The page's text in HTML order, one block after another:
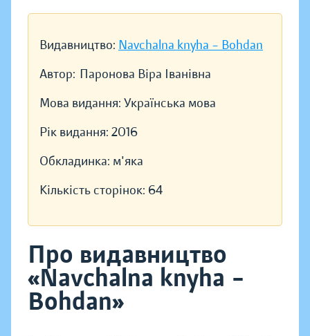
Видавництво: Navchalna knyha – Bohdan
Автор: Паронова Віра Іванівна
Мова видання: Українська мова
Рік видання: 2016
Обкладинка: м'яка
Кількість сторінок: 64
Про видавництво
«Navchalna knyha –
Bohdan»